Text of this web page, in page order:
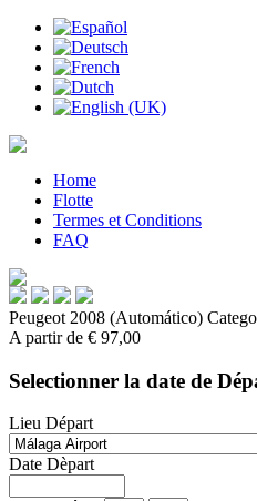
Home
Flotte
Termes et Conditions
FAQ
Peugeot 2008 (Automático)
A partir de € 97,00
Selectionner la date de
Lieu Départ
Date Dèpart